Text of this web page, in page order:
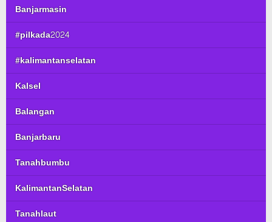
Banjarmasin
#pilkada2024
#kalimantanselatan
Kalsel
Balangan
Banjarbaru
Tanahbumbu
KalimantanSelatan
Tanahlaut